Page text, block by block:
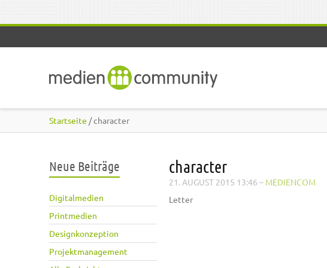
Startseite / character
Neue Beiträge
Digitalmedien
Printmedien
Designkonzeption
Projektmanagement
character
21. AUGUST 2015 13:46 – MEDIENCOM
Letter